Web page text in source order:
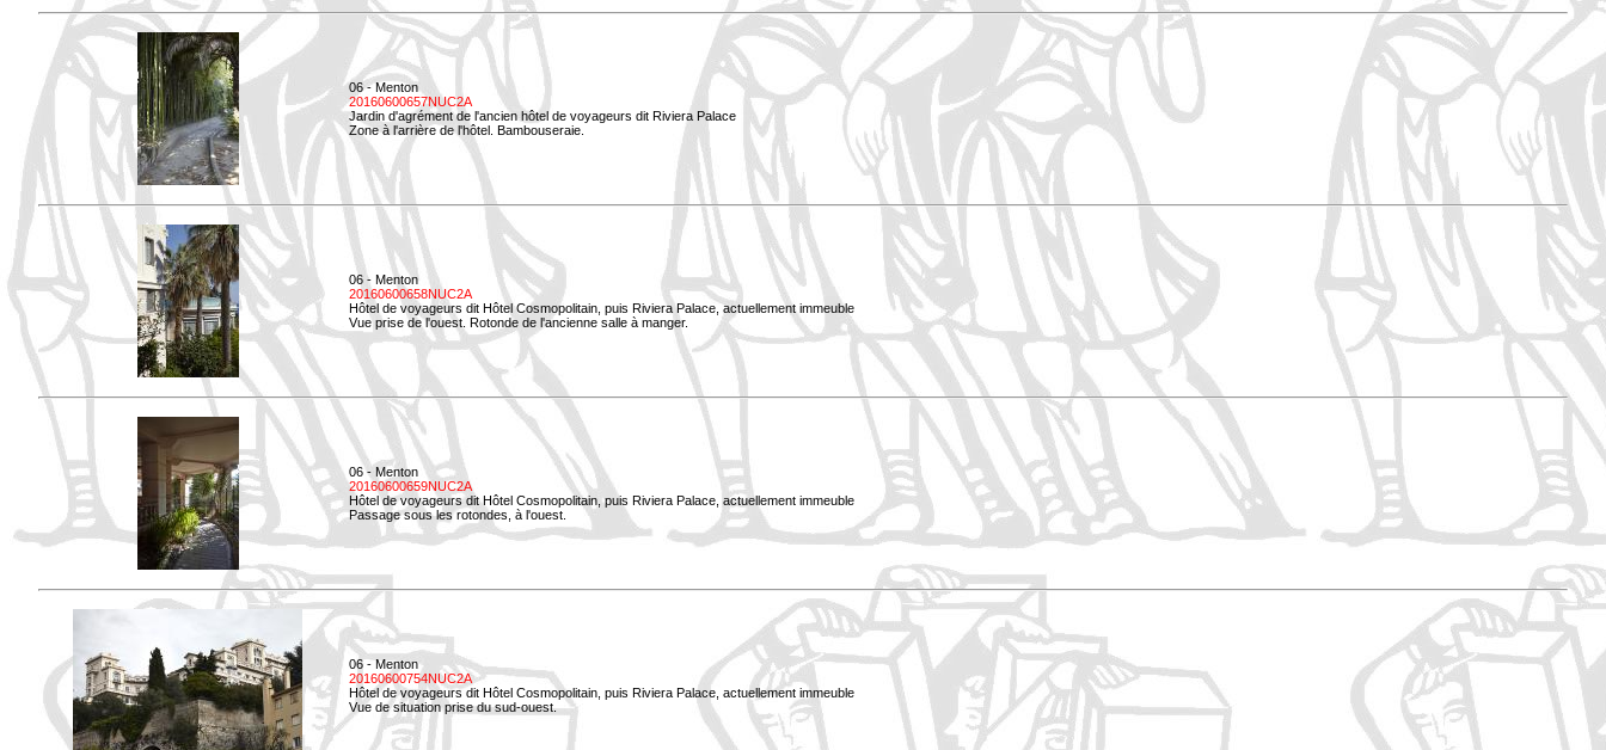
06 - Menton
20160600657NUC2A
Jardin d'agrément de l'ancien hôtel de voyageurs dit Riviera Palace
Zone à l'arrière de l'hôtel. Bambouseraie.
06 - Menton
20160600658NUC2A
Hôtel de voyageurs dit Hôtel Cosmopolitain, puis Riviera Palace, actuellement immeuble
Vue prise de l'ouest. Rotonde de l'ancienne salle à manger.
06 - Menton
20160600659NUC2A
Hôtel de voyageurs dit Hôtel Cosmopolitain, puis Riviera Palace, actuellement immeuble
Passage sous les rotondes, à l'ouest.
06 - Menton
20160600754NUC2A
Hôtel de voyageurs dit Hôtel Cosmopolitain, puis Riviera Palace, actuellement immeuble
Vue de situation prise du sud-ouest.